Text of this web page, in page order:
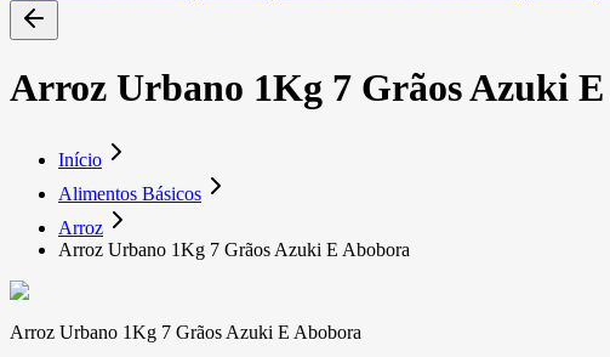
Arroz Urbano 1Kg 7 Grãos Azuki
Início
Alimentos Básicos
Arroz
Arroz Urbano 1Kg 7 Grãos Azuki E Abobora
Arroz Urbano 1Kg 7 Grãos Azuki E Abobora